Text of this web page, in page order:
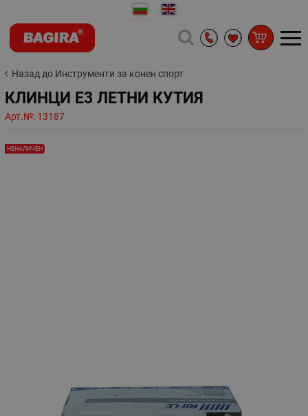
Назад до Инструменти за конен спорт
КЛИНЦИ Е3 ЛЕТНИ КУТИЯ
Арт.№: 13187
НЕНАЛИЧЕН